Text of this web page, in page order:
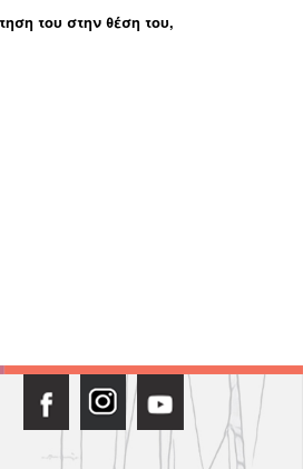
του στην θέση του,